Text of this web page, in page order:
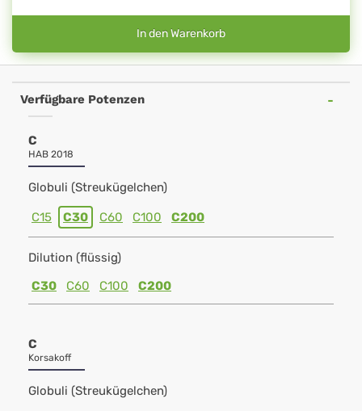
In den Warenkorb
Verfügbare Potenzen
C
HAB 2018
Globuli (Streukügelchen)
C15 C30 C60 C100 C200
Dilution (flüssig)
C30
C60 C100 C200
C
Korsakoff
Globuli (Streukügelchen)